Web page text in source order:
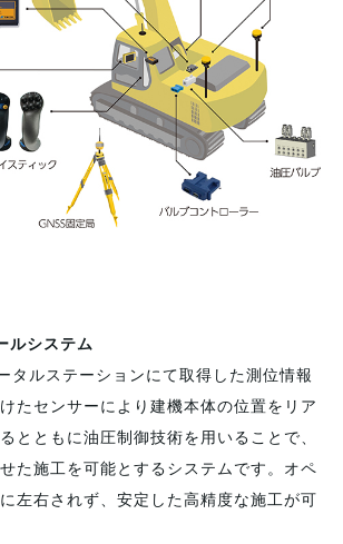
ルシステム
タルステーションにて取得した測位情報
たセンサーにより建機本体の位置をリア
とともに油圧制御技術を用いることで、
た施工を可能とするシステムです。オペ
左右されず、安定した高精度な施工が可